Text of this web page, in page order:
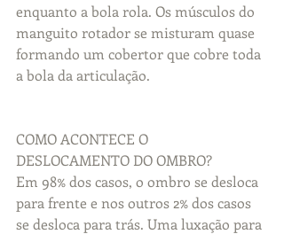
enquanto a bola rola. Os músculos do
manguito rotador se misturam quase
formando um cobertor que cobre toda
a bola da articulação.
COMO ACONTECE O
DESLOCAMENTO DO OMBRO?
Em 98% dos casos, o ombro se desloca
para frente e nos outros 2% dos casos
se desloca para trás. Uma luxação para